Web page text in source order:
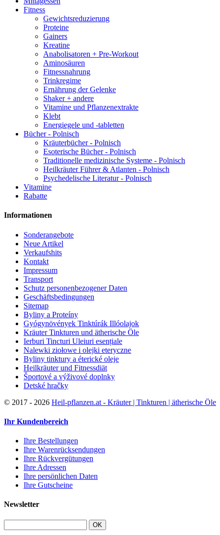
Fitness
Gewichtsreduzierung
Proteine
Gainers
Kreatine
Anabolisatoren + Pre-Workout
Aminosäuren
Fitnessnahrung
Trinkregime
Ernährung der Gelenke
Shaker + andere
Vitamine und Pflanzenextrakte
Klebt
Energiegele und -tabletten
Bücher - Polnisch
Kräuterbücher - Polnisch
Esoterische Bücher - Polnisch
Traditionelle medizinische Systeme - Polnisch
Heilkräuter Führer & Atlanten - Polnisch
Psychedelische Literatur - Polnisch
Vitamine
Rabatte
Informationen
Sonderangebote
Neue Artikel
Verkaufshits
Kontakt
Impressum
Transport
Schutz personenbezogener Daten
Geschäftsbedingungen
Sitemap
Byliny a Proteíny
Gyógynövények Tinktúrák Illóolajok
Kräuter Tinkturen und ätherische Öle
Ierburi Tincturi Uleiuri esențiale
Nalewki ziołowe i olejki eteryczne
Byliny tinktury a éterické oleje
Heilkräuter und Fitnessdiät
Športové a výživové doplnky
Detské hračky
© 2017 - 2026 Heil-pflanzen.at - Kräuter | Tinkturen | ätherische Öle
Ihr Kundenbereich
Ihre Bestellungen
Ihre Warenrücksendungen
Ihre Rückvergütungen
Ihre Adressen
Ihre persönlichen Daten
Ihre Gutscheine
Newsletter
OK